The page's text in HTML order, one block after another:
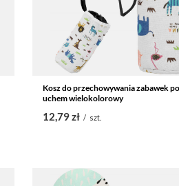
Kosz do przechowywania zabawek
uchem wielokolorowy
12,79 zł / szt.